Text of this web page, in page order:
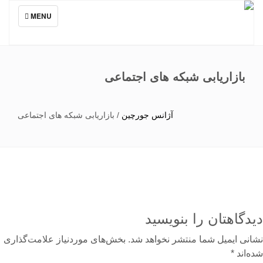
TOGGLE
NAVIGATION
MENU
بازاریابی شبکه های اجتماعی
آژانس جورچین/بازاریابی شبکه های اجتماعی
را بنویسید
ایمیل شما منتشر نخواهد شد. بخش‌های موردنیاز علامت‌گذاری
*